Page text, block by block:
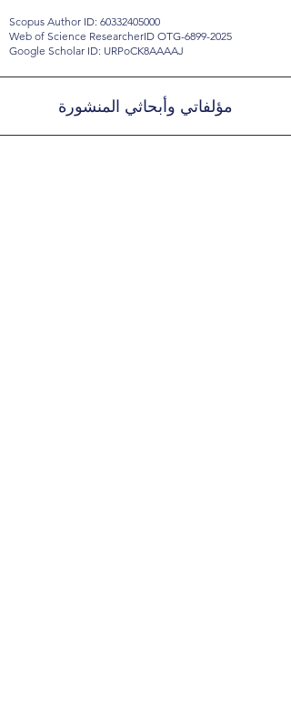
Scopus Author ID: 60332405000
Web of Science ResearcherID OTG-6899-2025
Google Scholar ID: URPoCK8AAAAJ
مؤلفاتي وأبحاثي المنشورة